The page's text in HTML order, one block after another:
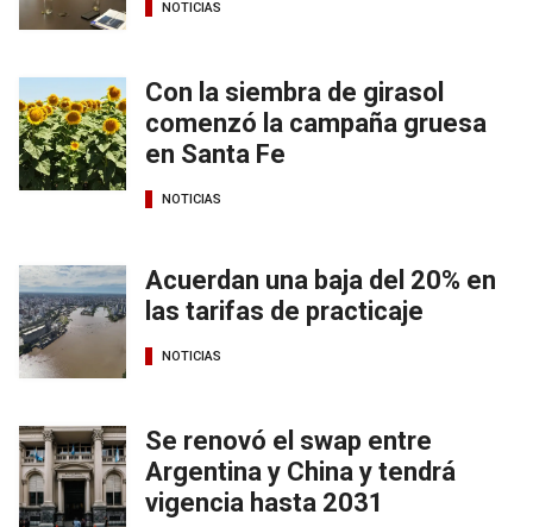
NOTICIAS
Con la siembra de girasol
comenzó la campaña gruesa
en Santa Fe
NOTICIAS
Acuerdan una baja del 20% en
las tarifas de practicaje
NOTICIAS
Se renovó el swap entre
Argentina y China y tendrá
vigencia hasta 2031